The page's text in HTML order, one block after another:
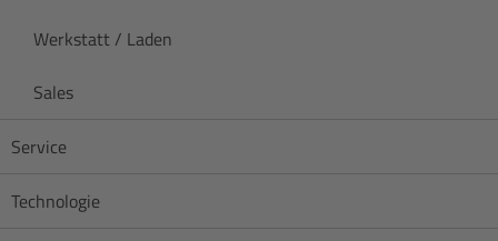
Werkstatt / Laden
Sales
Service
Technologie